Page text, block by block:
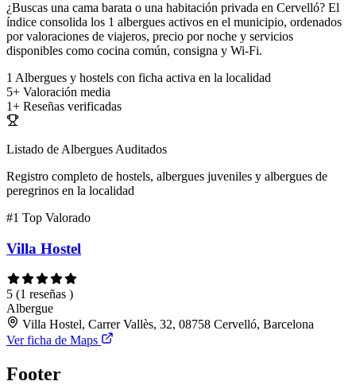
¿Buscas una cama barata o una habitación privada en Cervelló? El
índice consolida los 1 albergues activos en el municipio, ordenados
por valoraciones de viajeros, precio por noche y servicios
disponibles como cocina común, consigna y Wi-Fi.
1 Albergues y hostels con ficha activa en la localidad
5+ Valoración media
1+ Reseñas verificadas
Listado de Albergues Auditados
Registro completo de hostels, albergues juveniles y albergues de
peregrinos en la localidad
#1 Top Valorado
Villa Hostel
5 (1 reseñas )
Albergue
Villa Hostel, Carrer Vallès, 32, 08758 Cervelló, Barcelona
Ver ficha de Maps
Footer